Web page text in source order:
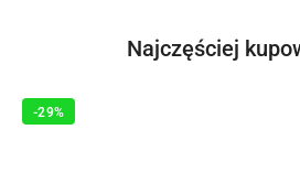
Pomiń karuzelę produktów
Produkty
Najczęściej
-29%